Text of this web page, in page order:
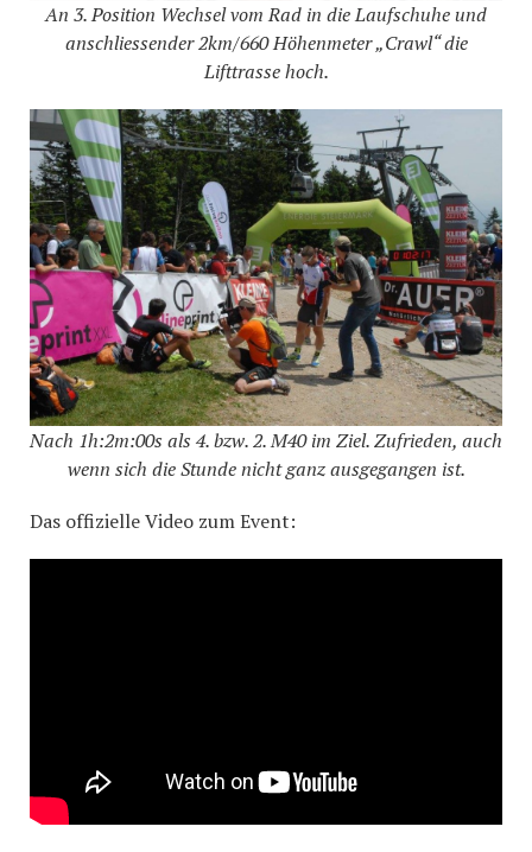
An 3. Position Wechsel vom Rad in die Laufschuhe und
anschliessender 2km/660 Höhenmeter „Crawl“ die
Lifttrasse hoch.
Nach 1h:2m:00s als 4. bzw. 2. M40 im Ziel. Zufrieden, auch
wenn sich die Stunde nicht ganz ausgegangen ist.
Das offizielle Video zum Event: